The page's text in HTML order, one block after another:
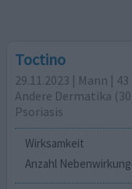
Toctino
29.11.2023 | Mann | 43
Andere Dermatika
Psoriasis
Wirksamkeit
Anzahl